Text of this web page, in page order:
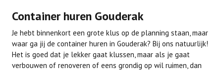
Container huren Gouderak
Je hebt binnenkort een grote klus op de planning staan, maar
waar ga jij de container huren in Gouderak? Bij ons natuurlijk!
Het is goed dat je lekker gaat klussen, maar als je gaat
verbouwen of renoveren of eens grondig op wil ruimen, dan